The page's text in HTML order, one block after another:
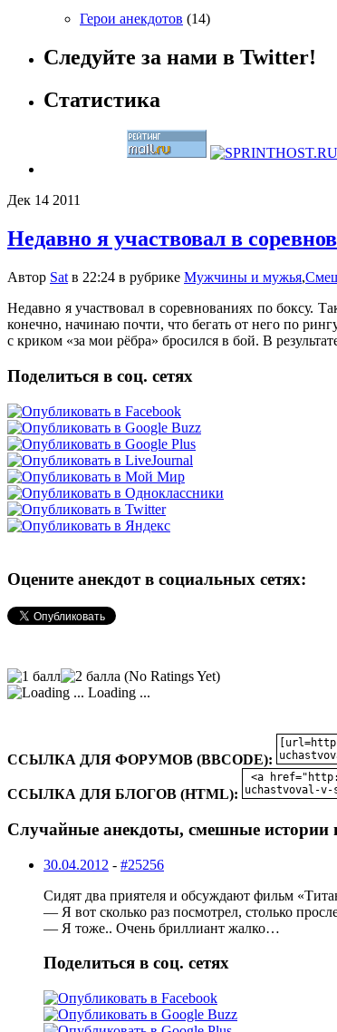
Герои анекдотов (14)
Следуйте за нами в Twitter!
Статистика
Дек 14 2011
Недавно я участвовал в
Автор Sat в 22:24 в рубрике Мужчины и мужья,
Недавно я участвовал в соревнованиях по боксу.
конечно, начинаю почти, что бегать от него по
с криком «за мои рёбра» бросился в бой. В
Поделиться в соц. сетях
Оцените анекдот в социальных сетях:
(No Ratings Yet)
Loading ...
ССЫЛКА ДЛЯ ФОРУМОВ (BBCODE):
ССЫЛКА ДЛЯ БЛОГОВ (HTML):
Случайные анекдоты, смешные истории
30.04.2012 - #25256
Сидят два приятеля и обсуждают фильм
— Я вот сколько раз посмотрел, столько
— Я тоже.. Очень бриллиант жалко…
Поделиться в соц. сетях